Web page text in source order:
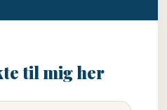
til mig her​